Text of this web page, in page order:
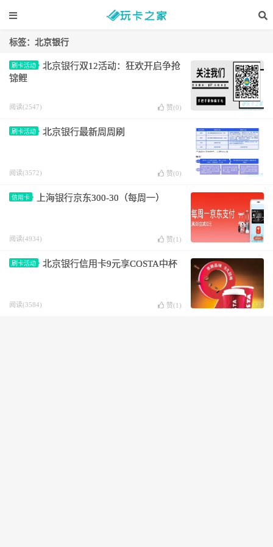
标签：北京银行
刷卡活动
北京银行双12活动：狂欢开启争抢
锦鲤
阅读(2547) 赞(0)
刷卡活动 北京银行最新周周刷
阅读(3572) 赞(0)
信用卡 上海银行京东300-30（每周一）
阅读(4934) 赞(1 )
刷卡活动 北京银行信用卡9元享COSTA中杯
阅读(3584) 赞(1 )